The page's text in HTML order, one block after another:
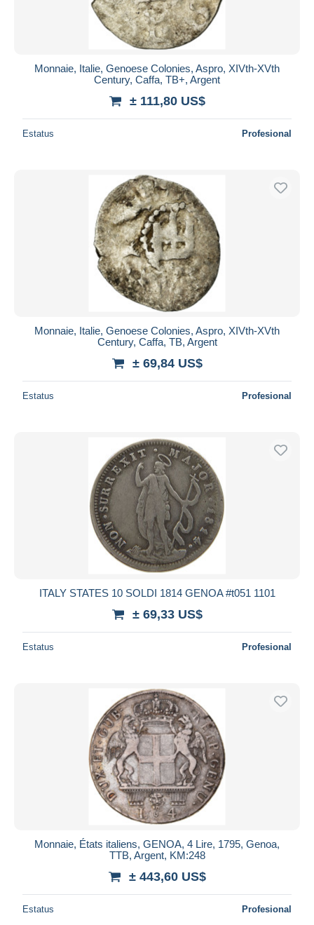
Monnaie, Italie, Genoese Colonies, Aspro, XIVth-XVth
Century, Caffa, TB+, Argent
± 111,80 US$
Estatus Profesional
Monnaie, Italie, Genoese Colonies, Aspro, XIVth-XVth
Century, Caffa, TB, Argent
± 69,84 US$
Estatus Profesional
ITALY STATES 10 SOLDI 1814 GENOA #t051 1101
± 69,33 US$
Estatus Profesional
Monnaie, États italiens, GENOA, 4 Lire, 1795, Genoa,
TTB, Argent, KM:248
± 443,60 US$
Estatus Profesional